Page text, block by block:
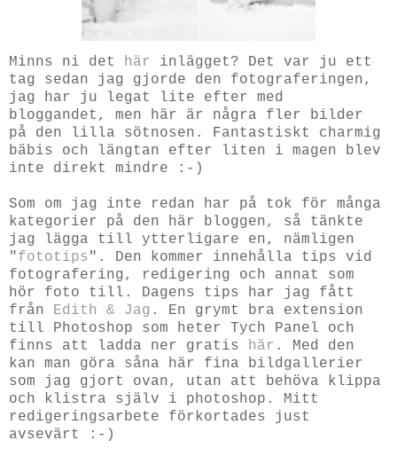
Minns ni det här
inlägget? Det var ju ett
tag sedan jag gjorde den fotograferingen,
jag har ju legat lite efter med
bloggandet, men här är några fler bilder
på den lilla sötnosen. Fantastiskt charmig
bäbis och längtan efter liten i magen blev
inte direkt mindre :-)
Som om jag inte redan har på tok för många
kategorier på den här bloggen, så tänkte
jag lägga till ytterligare en, nämligen
"fototips ". Den kommer innehålla tips vid
fotografering, redigering och annat som
hör foto till. Dagens tips har jag fått
från
Edith & Jag . En grymt bra extension
till Photoshop som heter Tych Panel och
finns att ladda ner gratis
här . Med den
kan man göra såna här fina bildgallerier
som jag gjort ovan, utan att behöva klippa
och klistra själv i photoshop. Mitt
redigeringsarbete förkortades just
avsevärt :-)